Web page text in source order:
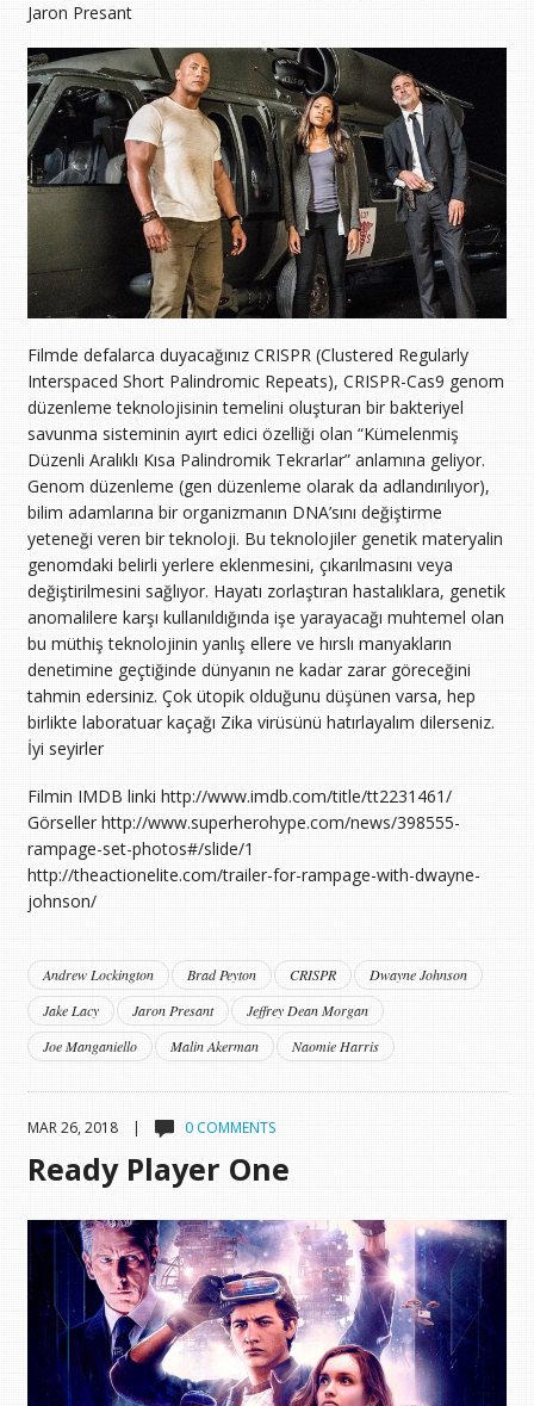
Jaron Presant
Filmde defalarca duyacağınız CRISPR (Clustered Regularly
Interspaced Short Palindromic Repeats), CRISPR-Cas9 genom
düzenleme teknolojisinin temelini oluşturan bir bakteriyel
savunma sisteminin ayırt edici özelliği olan “Kümelenmiş
Düzenli Aralıklı Kısa Palindromik Tekrarlar” anlamına geliyor.
Genom düzenleme (gen düzenleme olarak da adlandırılıyor),
bilim adamlarına bir organizmanın DNA’sını değiştirme
yeteneği veren bir teknoloji. Bu teknolojiler genetik materyalin
genomdaki belirli yerlere eklenmesini, çıkarılmasını veya
değiştirilmesini sağlıyor. Hayatı zorlaştıran hastalıklara, genetik
anomalilere karşı kullanıldığında işe yarayacağı muhtemel olan
bu müthiş teknolojinin yanlış ellere ve hırslı manyakların
denetimine geçtiğinde dünyanın ne kadar zarar göreceğini
tahmin edersiniz. Çok ütopik olduğunu düşünen varsa, hep
birlikte laboratuar kaçağı Zika virüsünü hatırlayalım dilerseniz.
İyi seyirler
Filmin IMDB linki http://www.imdb.com/title/tt2231461/
Görseller http://www.superherohype.com/news/398555-
rampage-set-photos#/slide/1
http://theactionelite.com/trailer-for-rampage-with-dwayne-
johnson/
Andrew Lockington Brad Peyton CRISPR
Dwayne Johnson
Jake Lacy
Jaron Presant
Jeffrey Dean Morgan
Joe Manganiello
Malin Akerman Naomie Harris
MAR 26, 2018 | 0 COMMENTS
Ready Player One